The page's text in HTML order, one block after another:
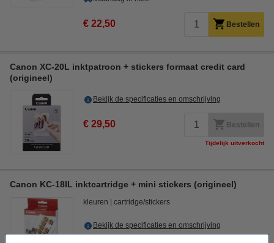
€ 22,50 Bestellen
Canon XC-20L inktpatroon + stickers formaat credit card
(origineel)
Bekijk de specificaties en omschrijving
€ 29,50 Bestellen
Tijdelijk uitverkocht
Canon KC-18IL inktcartridge + mini stickers (origineel)
kleuren cartridge/stickers
Bekijk de specificaties en omschrijving